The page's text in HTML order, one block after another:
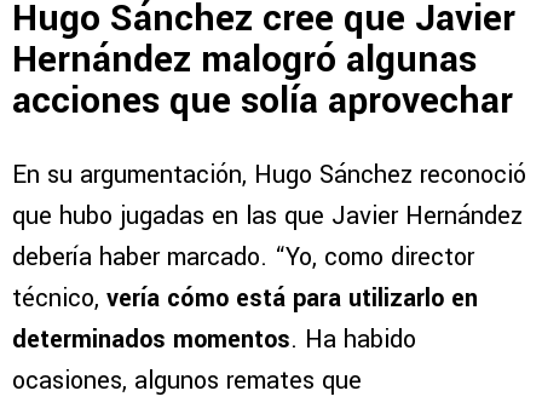
Hugo Sánchez cree que Javier
Hernández malogró algunas
acciones que solía aprovechar
En su argumentación, Hugo Sánchez reconoció
que hubo jugadas en las que Javier Hernández
debería haber marcado. “Yo, como director
técnico, vería cómo está para utilizarlo en
determinados momentos. Ha habido
ocasiones, algunos remates que